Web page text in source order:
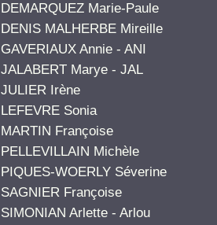
DEMARQUEZ Marie-Paule
DENIS MALHERBE Mireille
GAVERIAUX Annie - ANI
JALABERT Marye - JAL
JULIER Irène
LEFEVRE Sonia
MARTIN Françoise
PELLEVILLAIN Michèle
PIQUES-WOERLY Séverine
SAGNIER Françoise
SIMONIAN Arlette - Arlou